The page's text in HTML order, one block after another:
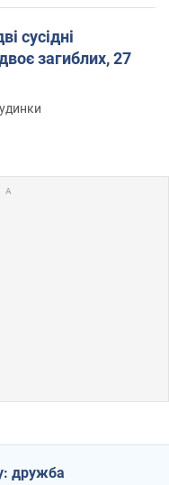
сусідні
загиблих, 27
дружба